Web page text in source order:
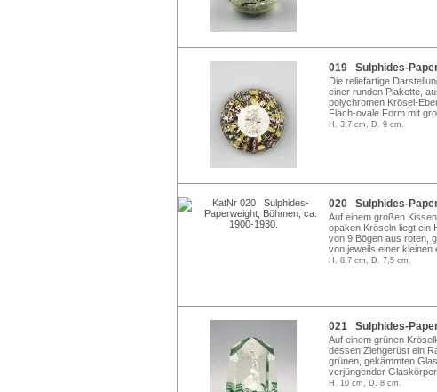
019 Sulphides-
Die reliefartige
einer runden Plakette,
polychromen Krösel-
Flach-ovale Form mit
H. 3,7 cm, D. 9 cm.
020 Sulphides-
Auf einem großen
opaken Kröseln liegt ein
von 9 Bögen aus roten,
von jeweils einer kleinen
H. 8,7 cm, D. 7,5 cm.
021 Sulphides-
Auf einem grünen
dessen Ziehgerüst ein
grünen, gekämmten
verjüngender
H. 10 cm, D. 8 cm.